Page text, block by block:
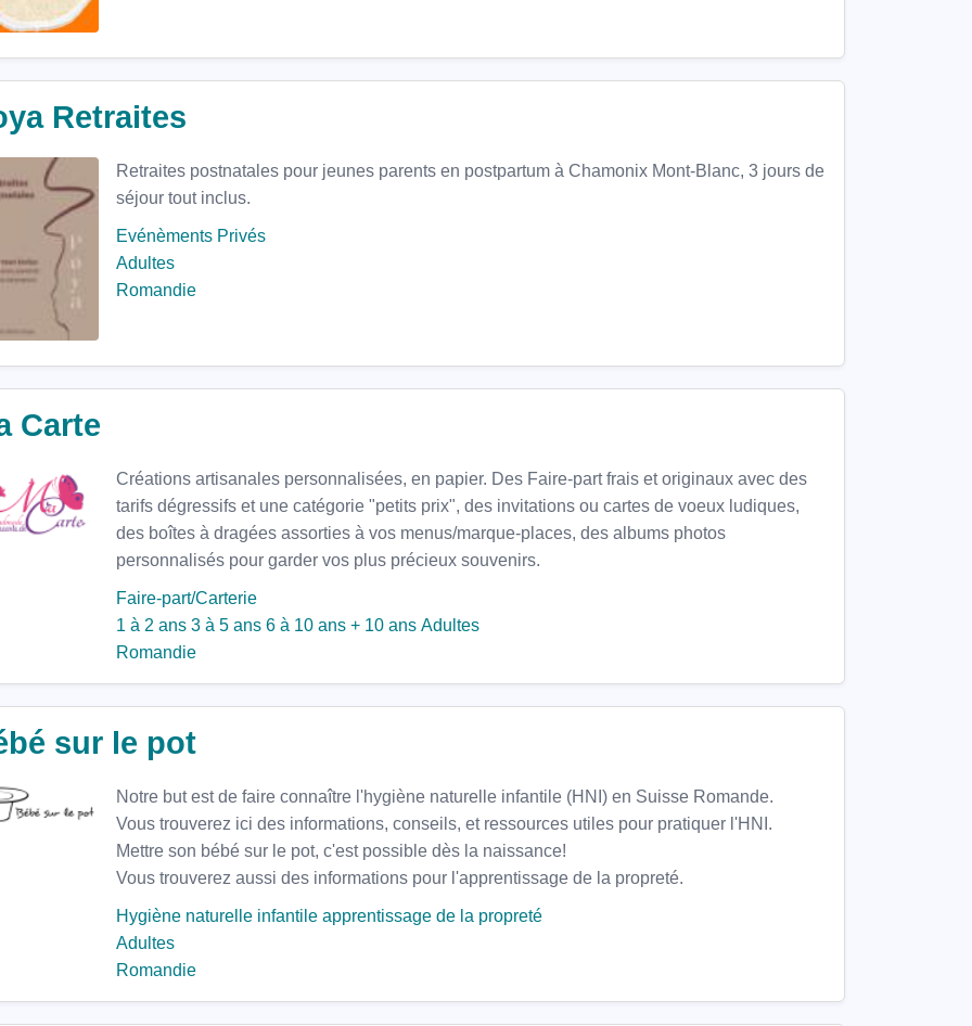
Retraites
Retraites postnatales pour jeunes parents en postpartum à Chamonix Mont-Blanc, 3 jours de
séjour tout inclus.
Evénèments Privés
Adultes
Romandie
Carte
Créations artisanales personnalisées, en papier. Des Faire-part frais et originaux avec des
tarifs dégressifs et une catégorie "petits prix", des invitations ou cartes de voeux ludiques,
des boîtes à dragées assorties à vos menus/marque-places, des albums photos
personnalisés pour garder vos plus précieux souvenirs.
Faire-part/Carterie
1 à 2 ans 3 à 5 ans 6 à 10 ans + 10 ans Adultes
Romandie
sur le pot
Notre but est de faire connaître l'hygiène naturelle infantile (HNI) en Suisse Romande.
Vous trouverez ici des informations, conseils, et ressources utiles pour pratiquer l'HNI.
Mettre son bébé sur le pot, c'est possible dès la naissance!
Vous trouverez aussi des informations pour l'apprentissage de la propreté.
Hygiène naturelle infantile apprentissage de la propreté
Adultes
Romandie